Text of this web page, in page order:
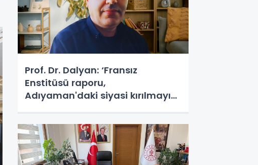
Prof. Dr. Dalyan: ‘Fransız
Enstitüsü raporu,
Adıyaman'daki siyasi kırılmayı